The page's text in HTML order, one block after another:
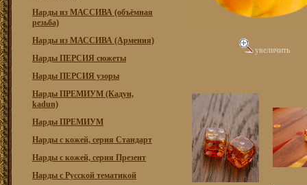
Нарды из МАССИВА (объёмная
резьба)
Нарды из МАССИВА (Армения)
Нарды ПЕРСИЯ сюжеты
Нарды ПЕРСИЯ узоры
Нарды ПРЕМИУМ (Кадун,
kadun)
Нарды ПРЕМИУМ
Нарды с кожей, серия Стандарт
Нарды с кожей, серия Презент
Нарды с Русской тематикой
увеличить